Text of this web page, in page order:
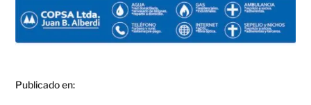
Publicado en: